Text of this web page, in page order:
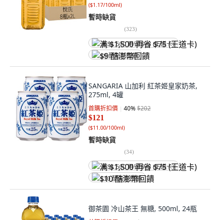
($1.17/100ml)
暫時缺貨
(323)
满 $1,500 再省 $75 (王道卡)
$9 酷澎幣回饋
SANGARIA 山加利 紅茶姬皇家奶茶,
275ml, 4罐
首購折扣價 40%$202
$121
($11.00/100ml)
暫時缺貨
(34)
满 $1,500 再省 $75 (王道卡)
$10 酷澎幣回饋
御茶園 冷山茶王 無糖, 500ml, 24瓶